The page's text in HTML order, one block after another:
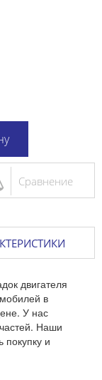
Сравнение
двигателя
в
У нас
Наши
и